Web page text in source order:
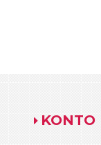
KONTO